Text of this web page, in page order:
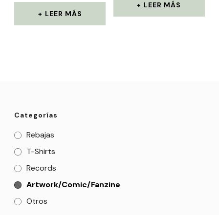
LEER MÁS
LEER MÁS
Categorías
Rebajas
T-Shirts
Records
Artwork/Comic/Fanzine
Otros